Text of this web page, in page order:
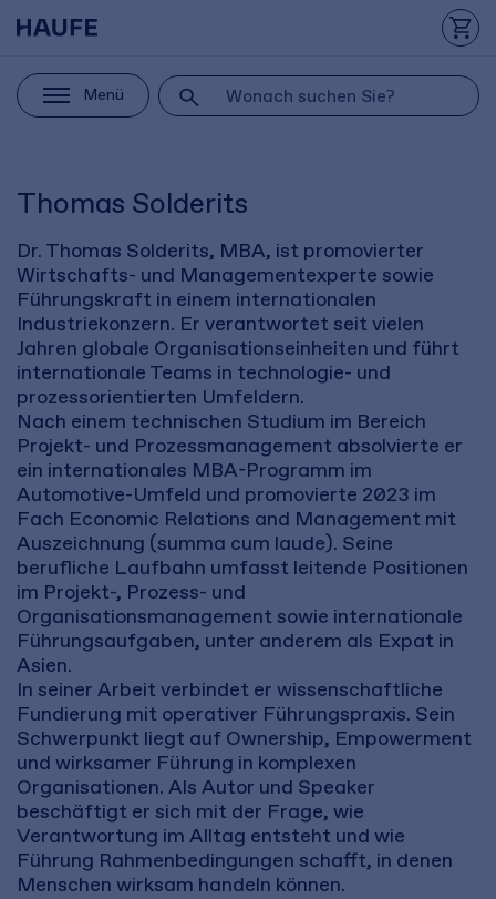
Menü
Thomas Solderits
Dr. Thomas Solderits, MBA, ist promovierter
Wirtschafts- und Managementexperte sowie
Führungskraft in einem internationalen
Industriekonzern. Er verantwortet seit vielen
Jahren globale Organisationseinheiten und führt
internationale Teams in technologie- und
prozessorientierten Umfeldern.
Nach einem technischen Studium im Bereich
Projekt- und Prozessmanagement absolvierte er
ein internationales MBA-Programm im
Automotive-Umfeld und promovierte 2023 im
Fach Economic Relations and Management mit
Auszeichnung (summa cum laude). Seine
berufliche Laufbahn umfasst leitende Positionen
im Projekt-, Prozess- und
Organisationsmanagement sowie internationale
Führungsaufgaben, unter anderem als Expat in
Asien.
In seiner Arbeit verbindet er wissenschaftliche
Fundierung mit operativer Führungspraxis. Sein
Schwerpunkt liegt auf Ownership, Empowerment
und wirksamer Führung in komplexen
Organisationen. Als Autor und Speaker
beschäftigt er sich mit der Frage, wie
Verantwortung im Alltag entsteht und wie
Führung Rahmenbedingungen schafft, in denen
Menschen wirksam handeln können.